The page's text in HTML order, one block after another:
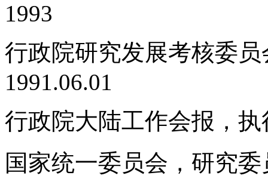
1993
行政院研究发展考核委
1991.06.01
行政院大陆工作会报，执
国家统一委员会，研究委